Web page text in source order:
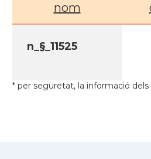
nom
n_§_11525
* per seguretat, la informació